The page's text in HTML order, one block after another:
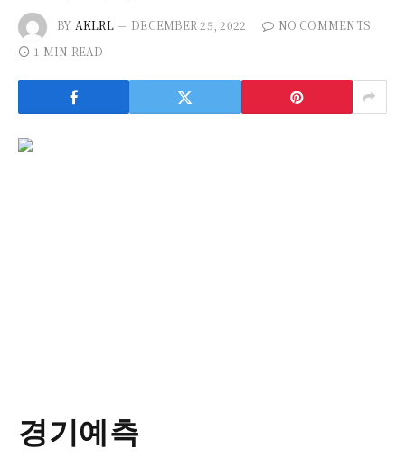
BY AKLRL DECEMBER 25, 2022
NO COMMENTS
1 MIN READ
경기예측